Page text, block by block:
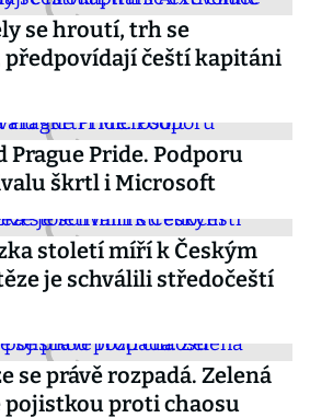
se hroutí, trh se
čeští kapitáni
Prague Pride. Podporu
škrtl i Microsoft
století míří k Českým
je schválili středočeští
se právě rozpadá. Zelená
proti chaosu